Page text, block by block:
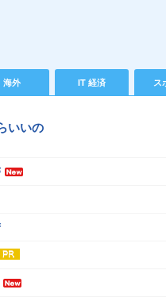
海外 IT 経済 ス
いいの